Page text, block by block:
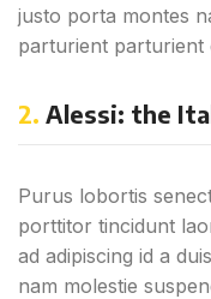
justo porta montes
parturient parturient
2. Alessi: the
Purus lobortis
porttitor tincidunt
ad adipiscing id a
nam molestie